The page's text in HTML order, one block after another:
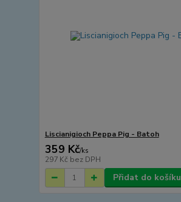
Liscianigioch Peppa Pig - Batoh
359 Kč/ks
297 Kč bez DPH
Přidat do košíku